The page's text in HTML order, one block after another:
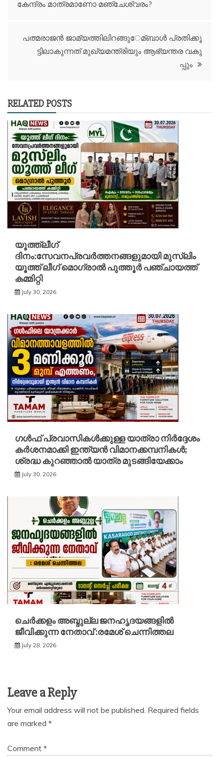
navigation
കേന്ദ്രം മാത്രമാണോ മഞ്ചേശ്വരം?
പ​ത്മ​രാ​ജ​ന്‍​ ജാ​മ്യ​ത്തി​ലി​റ​ങ്ങു​േ​മ്ബാ​ള്‍ പ്ര​തി​ക്കൂ​
ട്ടി​ലാ​കു​ന്ന​ത്​ മു​ഖ്യ​മ​ന്ത്രി​യും ആ​ഭ്യ​ന്ത​ര വ​കു​
പ്പും
RELATED POSTS
യൂത്ത്ലീഗ്
ദിനം:സേവനപ്രവർത്തനങ്ങളുമായി മുസ്ലിം
യൂത്ത് ലീഗ് മൊഗ്രാൽ പുത്തൂർ പഞ്ചായത്ത്
കമ്മിറ്റി
July 30, 2026
ഗൾഫ് പ്രവാസികൾക്കുള്ള യാത്രാ നിർദ്ദേശം
കർശനമാക്കി ഇന്ത്യൻ വിമാനക്കമ്പനികൾ;
ശ്രദ്ധ കുറഞ്ഞാൽ യാത്ര മുടങ്ങിയേക്കാം
July 30, 2026
ചെർക്കളം അബ്ദുല്ല ജനഹൃദയങ്ങളിൽ
ജീവിക്കുന്ന നേതാവ് :രമേശ് ചെന്നിത്തല
July 28, 2026
Leave a Reply
Your email address will not be published. Required fields
are marked *
Comment *